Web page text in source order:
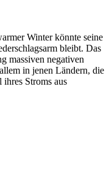
Winter könnte seine
bleibt. Das
massiven negativen
in jenen Ländern, die
Stroms aus